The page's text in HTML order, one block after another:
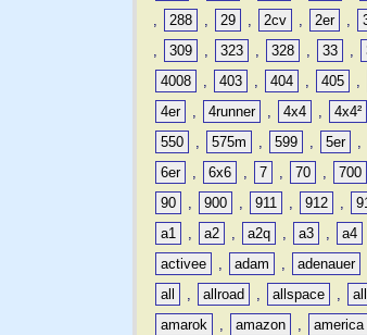
,
288 , 29 , 2cv , 2er ,
,
309 , 323 , 328 , 33 ,
4008
, 403 , 404 , 405 ,
4er
, 4runner , 4x4 , 4x4²
550
, 575m , 599 , 5er ,
6er
, 6x6 , 7 , 70 , 700
90
, 900 , 911 , 912 ,
a1
, a2 , a2q , a3 , a4
activee
, adam , adenauer
all
, allroad , allspace ,
amarok
, amazon , america